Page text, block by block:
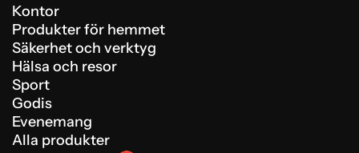
Kontor
Produkter för hemmet
Säkerhet och verktyg
Hälsa och resor
Sport
Godis
Evenemang
Alla produkter